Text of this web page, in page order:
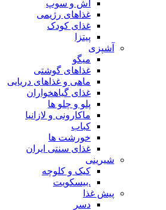
آش و سوپ
غذاهای رژیمی
غذای کودک
پیتزا
آشپزی
میگو
غذاهای گوشتی
ماهی و غذاهای دریایی
غذای گیاهخواران
پلو و چلو ها
ماکارونی و لازانیا
کباب
خورشت ها
غذای سنتی ایران
شیرینی
کیک و کلوچه
.بیسکویت
پیش غذا
دسر